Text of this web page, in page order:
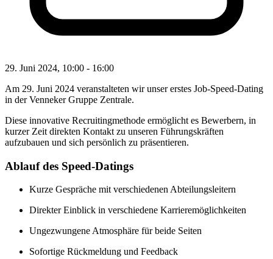
29. Juni 2024, 10:00 - 16:00
Am 29. Juni 2024 veranstalteten wir unser erstes Job-Speed-Dating
in der Venneker Gruppe Zentrale.
Diese innovative Recruitingmethode ermöglicht es Bewerbern, in
kurzer Zeit direkten Kontakt zu unseren Führungskräften
aufzubauen und sich persönlich zu präsentieren.
Ablauf des Speed-Datings
Kurze Gespräche mit verschiedenen Abteilungsleitern
Direkter Einblick in verschiedene Karrieremöglichkeiten
Ungezwungene Atmosphäre für beide Seiten
Sofortige Rückmeldung und Feedback